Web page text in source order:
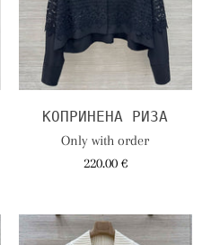
КОПРИНЕНА РИЗА
Only with order
220.00 €